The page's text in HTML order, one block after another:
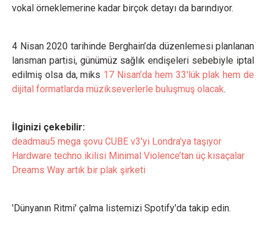
vokal örneklemerine kadar birçok detayı da barındıyor.
4 Nisan 2020 tarihinde Berghain’da düzenlemesi planlanan
lansman partisi, günümüz sağlık endişeleri sebebiyle iptal
edilmiş olsa da, miks 17 Nisan’da hem 33'lük plak hem de
dijital formatlarda müzikseverlerle buluşmuş olacak.
İlginizi çekebilir:
deadmau5 mega şovu CUBE v3'yi Londra'ya taşıyor
Hardware techno ikilisi Minimal Violence’tan üç kısaçalar
Dreams Way artık bir plak şirketi
'Dünyanın Ritmi' çalma listemizi Spotify'da takip edin.